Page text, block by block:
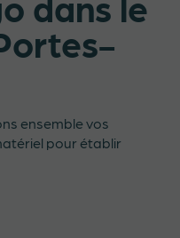
ensemble vos
pour établir